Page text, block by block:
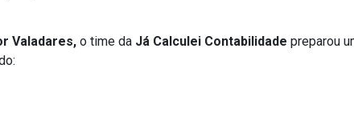
Valadares, o time da Já Calculei Contabilidade preparou